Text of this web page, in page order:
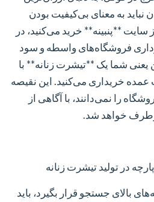
نباید به معنای بی‌کیفیت بودن
**پنبینه** خرید می‌کنید، در
فروشگاه‌های واسطه و سود
یعنی شما یک **تیشرت زنانه** با
عمده خریداری می‌کنید. این نقیصه
را نمی‌دانند، با آگاهی از
برطرف خواهد شد.
در تولید تیشرت زنانه
بالای جستجو قرار بگیرد، باید